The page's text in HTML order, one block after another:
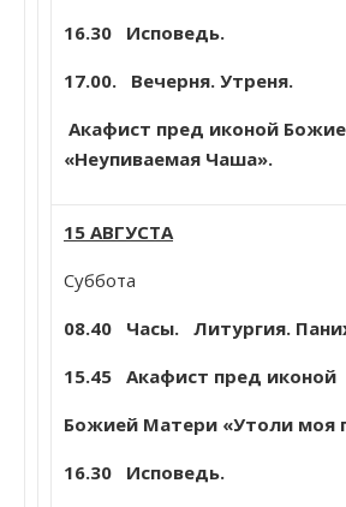
16.30 Исповедь.
17.00. Вечерня. Утреня.
Акафист пред иконой
«Неупиваемая Чаша».
15 АВГУСТА
Суббота
08.40 Часы. Литургия.
15.45 Акафист пред иконой
Божией Матери «Утоли моя
16.30 Исповедь.